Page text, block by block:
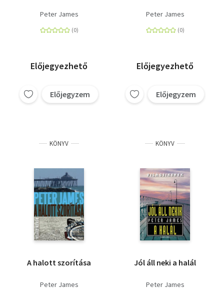
Peter James
Előjegyezhető
Előjegyzem
Peter James
Előjegyezhető
Előjegyzem
KÖNYV
A halott szorítása
Peter James
KÖNYV
Jól áll neki a halál
Peter James